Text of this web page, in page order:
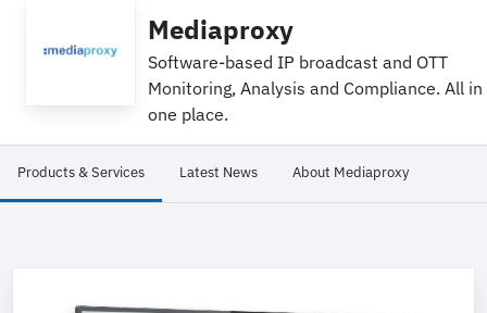
Mediaproxy
Software-based IP broadcast and OTT
Monitoring, Analysis and Compliance. All in
one place.
Products & Services Latest News About Mediaproxy